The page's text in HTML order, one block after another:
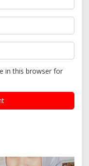
in this browser for